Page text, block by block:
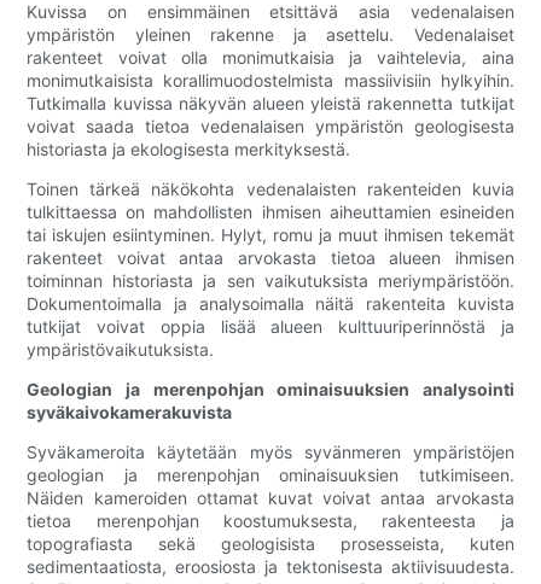
Kuvissa on ensimmäinen etsittävä asia vedenalaisen
ympäristön yleinen rakenne ja asettelu. Vedenalaiset
rakenteet voivat olla monimutkaisia ​​ja vaihtelevia, aina
monimutkaisista korallimuodostelmista massiivisiin hylkyihin.
Tutkimalla kuvissa näkyvän alueen yleistä rakennetta tutkijat
voivat saada tietoa vedenalaisen ympäristön geologisesta
historiasta ja ekologisesta merkityksestä.
Toinen tärkeä näkökohta vedenalaisten rakenteiden kuvia
tulkittaessa on mahdollisten ihmisen aiheuttamien esineiden
tai iskujen esiintyminen. Hylyt, romu ja muut ihmisen tekemät
rakenteet voivat antaa arvokasta tietoa alueen ihmisen
toiminnan historiasta ja sen vaikutuksista meriympäristöön.
Dokumentoimalla ja analysoimalla näitä rakenteita kuvista
tutkijat voivat oppia lisää alueen kulttuuriperinnöstä ja
ympäristövaikutuksista.
Geologian ja merenpohjan ominaisuuksien analysointi
syväkaivokamerakuvista
Syväkameroita käytetään myös syvänmeren ympäristöjen
geologian ja merenpohjan ominaisuuksien tutkimiseen.
Näiden kameroiden ottamat kuvat voivat antaa arvokasta
tietoa merenpohjan koostumuksesta, rakenteesta ja
topografiasta sekä geologisista prosesseista, kuten
sedimentaatiosta, eroosiosta ja tektonisesta aktiivisuudesta.